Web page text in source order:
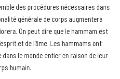
des procédures nécessaires dans
générale de corps augmentera
On peut dire que le hammam est
et de l’âme. Les hammams ont
le monde entier en raison de leur
humain.